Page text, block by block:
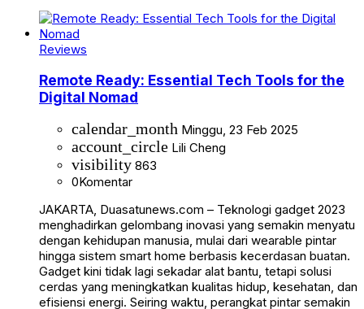
Reviews
Remote Ready: Essential Tech Tools for the
Digital Nomad
calendar_month Minggu, 23 Feb 2025
account_circle Lili Cheng
visibility 863
0Komentar
JAKARTA, Duasatunews.com – Teknologi gadget 2023
menghadirkan gelombang inovasi yang semakin menyatu
dengan kehidupan manusia, mulai dari wearable pintar
hingga sistem smart home berbasis kecerdasan buatan.
Gadget kini tidak lagi sekadar alat bantu, tetapi solusi
cerdas yang meningkatkan kualitas hidup, kesehatan, dan
efisiensi energi. Seiring waktu, perangkat pintar semakin